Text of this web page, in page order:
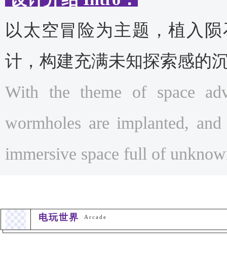
以太空冒险为主题，植入
计，构建充满未知探索感的
With the theme of space
wormholes are implanted,
immersive space full of
电玩世界 Arcade